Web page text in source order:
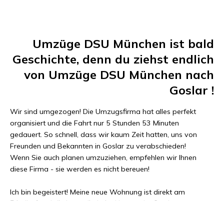
Umzüge DSU München ist bald
Geschichte, denn du ziehst endlich
von Umzüge DSU München nach
Goslar !
Wir sind umgezogen! Die Umzugsfirma hat alles perfekt
organisiert und die Fahrt nur 5 Stunden 53 Minuten
gedauert. So schnell, dass wir kaum Zeit hatten, uns von
Freunden und Bekannten in Goslar zu verabschieden!
Wenn Sie auch planen umzuziehen, empfehlen wir Ihnen
diese Firma - sie werden es nicht bereuen!
Ich bin begeistert! Meine neue Wohnung ist direkt am